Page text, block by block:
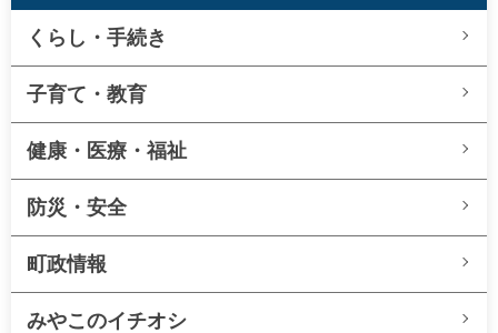
くらし・手続き
子育て・教育
健康・医療・福祉
防災・安全
町政情報
みやこのイチオシ